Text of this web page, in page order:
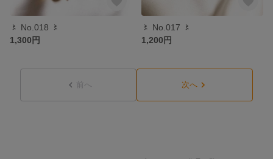
〻 No.018 〻
1,300円
〻 No.017 〻
1,200円
前へ 次へ